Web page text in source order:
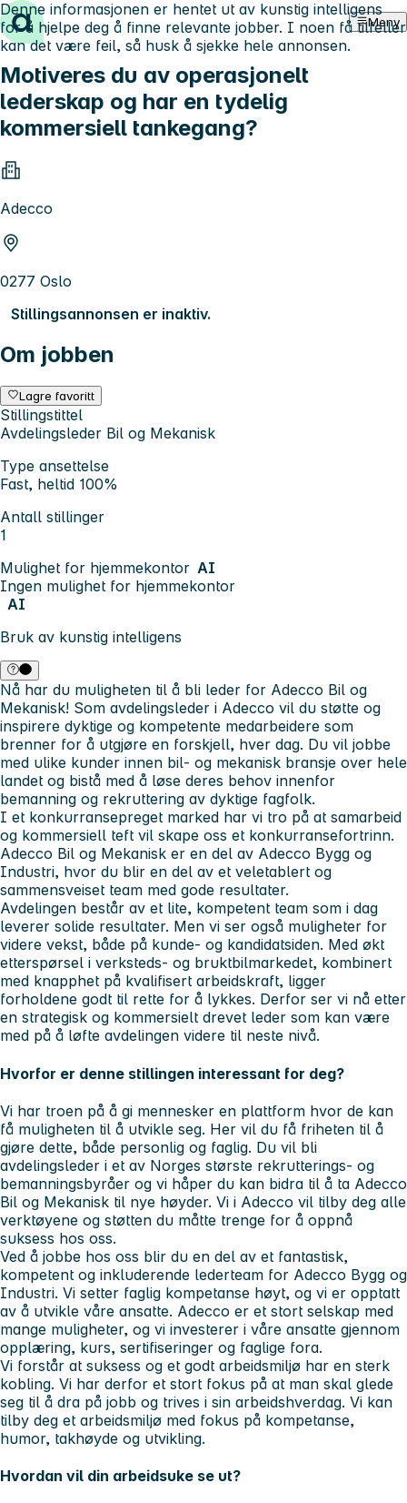
Hopp til innhold Meny
Motiveres du av operasjonelt
lederskap og har en tydelig
kommersiell tankegang?
Adecco
0277 Oslo
Stillingsannonsen er inaktiv.
Om jobben
Lagre favoritt
Stillingstittel
Avdelingsleder Bil og Mekanisk
Type ansettelse
Fast, heltid 100%
Antall stillinger
1
Mulighet for hjemmekontor AI
Ingen mulighet for hjemmekontor
AI
Bruk av kunstig intelligens
Denne informasjonen er hentet ut av kunstig intelligens
for å hjelpe deg å finne relevante jobber. I noen få tilfeller
kan det være feil, så husk å sjekke hele annonsen.
Nå har du muligheten til å bli leder for Adecco Bil og
Mekanisk! Som avdelingsleder i Adecco vil du støtte og
inspirere dyktige og kompetente medarbeidere som
brenner for å utgjøre en forskjell, hver dag. Du vil jobbe
med ulike kunder innen bil- og mekanisk bransje over hele
landet og bistå med å løse deres behov innenfor
bemanning og rekruttering av dyktige fagfolk.
I et konkurransepreget marked har vi tro på at samarbeid
og kommersiell teft vil skape oss et konkurransefortrinn.
Adecco Bil og Mekanisk er en del av Adecco Bygg og
Industri, hvor du blir en del av et veletablert og
sammensveiset team med gode resultater.
Avdelingen består av et lite, kompetent team som i dag
leverer solide resultater. Men vi ser også muligheter for
videre vekst, både på kunde- og kandidatsiden. Med økt
etterspørsel i verksteds- og bruktbilmarkedet, kombinert
med knapphet på kvalifisert arbeidskraft, ligger
forholdene godt til rette for å lykkes. Derfor ser vi nå etter
en strategisk og kommersielt drevet leder som kan være
med på å løfte avdelingen videre til neste nivå.
Hvorfor er denne stillingen interessant for deg?
Vi har troen på å gi mennesker en plattform hvor de kan
få muligheten til å utvikle seg. Her vil du få friheten til å
gjøre dette, både personlig og faglig. Du vil bli
avdelingsleder i et av Norges største rekrutterings- og
bemanningsbyråer og vi håper du kan bidra til å ta Adecco
Bil og Mekanisk til nye høyder. Vi i Adecco vil tilby deg alle
verktøyene og støtten du måtte trenge for å oppnå
suksess hos oss.
Ved å jobbe hos oss blir du en del av et fantastisk,
kompetent og inkluderende lederteam for Adecco Bygg og
Industri. Vi setter faglig kompetanse høyt, og vi er opptatt
av å utvikle våre ansatte. Adecco er et stort selskap med
mange muligheter, og vi investerer i våre ansatte gjennom
opplæring, kurs, sertifiseringer og faglige fora.
Vi forstår at suksess og et godt arbeidsmiljø har en sterk
kobling. Vi har derfor et stort fokus på at man skal glede
seg til å dra på jobb og trives i sin arbeidshverdag. Vi kan
tilby deg et arbeidsmiljø med fokus på kompetanse,
humor, takhøyde og utvikling.
Hvordan vil din arbeidsuke se ut?